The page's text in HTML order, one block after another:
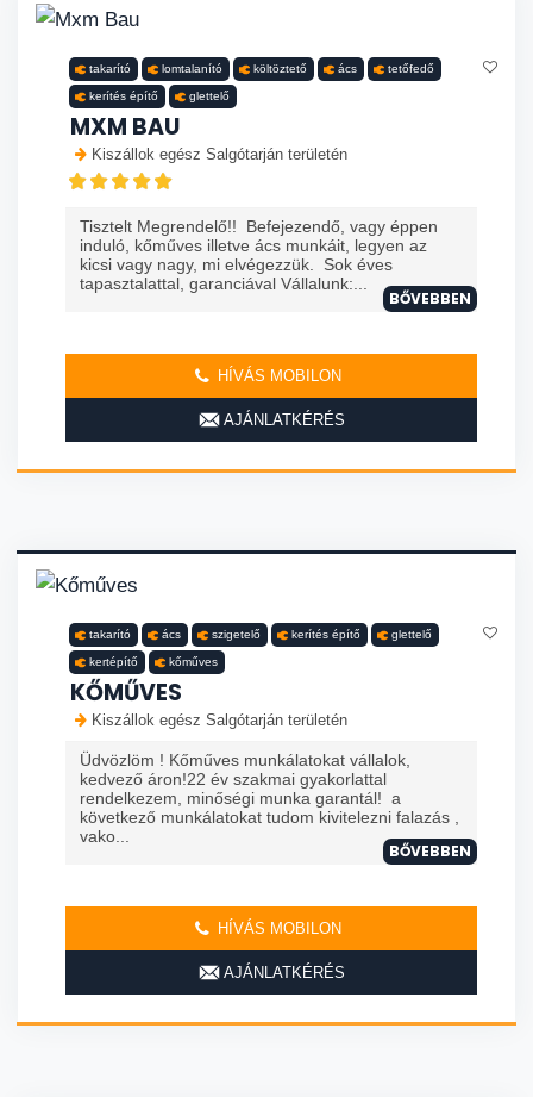
takarító lomtalanító költöztető ács tetőfedő
kerítés építő glettelő
MXM BAU
Kiszállok egész Salgótarján területén
Tisztelt Megrendelő!! Befejezendő, vagy éppen
induló, kőműves illetve ács munkáit, legyen az
kicsi vagy nagy, mi elvégezzük. Sok éves
tapasztalattal, garanciával Vállalunk:...
BŐVEBBEN
HÍVÁS MOBILON
AJÁNLATKÉRÉS
takarító ács szigetelő kerítés építő glettelő
kertépítő kőműves
KŐMŰVES
Kiszállok egész Salgótarján területén
Üdvözlöm ! Kőműves munkálatokat vállalok,
kedvező áron!22 év szakmai gyakorlattal
rendelkezem, minőségi munka garantál! a
következő munkálatokat tudom kivitelezni falazás ,
vako...
BŐVEBBEN
HÍVÁS MOBILON
AJÁNLATKÉRÉS